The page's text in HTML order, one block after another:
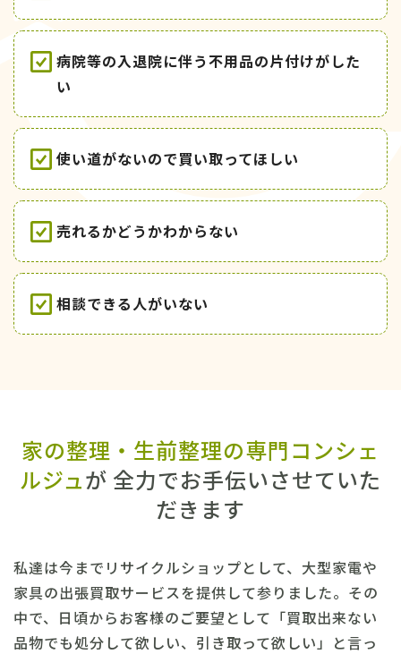
病院等の入退院に伴う不用品の片付けがした
い
使い道がないので買い取ってほしい
売れるかどうかわからない
相談できる人がいない
家の整理・生前整理の専門コンシェ
ルジュが 全力でお手伝いさせていた
だきます
私達は今までリサイクルショップとして、大型家電や
家具の出張買取サービスを提供して参りました。その
中で、日頃からお客様のご要望として「買取出来ない
品物でも処分して欲しい、引き取って欲しい」と言っ